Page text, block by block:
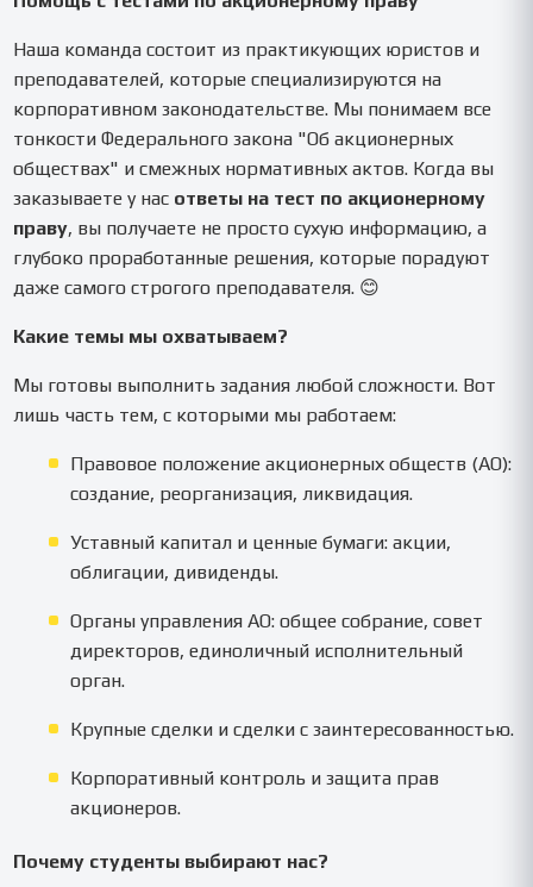
Наша команда состоит из практикующих юристов и
преподавателей, которые специализируются на
корпоративном законодательстве. Мы понимаем все
тонкости Федерального закона "Об акционерных
обществах" и смежных нормативных актов. Когда вы
заказываете у нас ответы на тест по акционерному
праву, вы получаете не просто сухую информацию, а
глубоко проработанные решения, которые порадуют
даже самого строгого преподавателя. 😊
Какие темы мы охватываем?
Мы готовы выполнить задания любой сложности. Вот
лишь часть тем, с которыми мы работаем:
Правовое положение акционерных обществ (АО):
создание, реорганизация, ликвидация.
Уставный капитал и ценные бумаги: акции,
облигации, дивиденды.
Органы управления АО: общее собрание, совет
директоров, единоличный исполнительный
орган.
Крупные сделки и сделки с заинтересованностью.
Корпоративный контроль и защита прав
акционеров.
Почему студенты выбирают нас?